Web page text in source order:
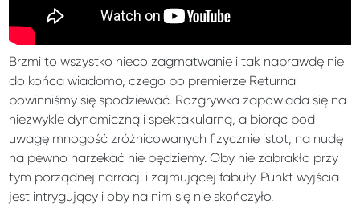
Brzmi to wszystko nieco zagmatwanie i tak naprawdę nie
do końca wiadomo, czego po premierze Returnal
powinniśmy się spodziewać. Rozgrywka zapowiada się na
niezwykle dynamiczną i spektakularną, a biorąc pod
uwagę mnogość zróżnicowanych fizycznie istot, na nudę
na pewno narzekać nie będziemy. Oby nie zabrakło przy
tym porządnej narracji i zajmującej fabuły. Punkt wyjścia
jest intrygujący i oby na nim się nie skończyło.